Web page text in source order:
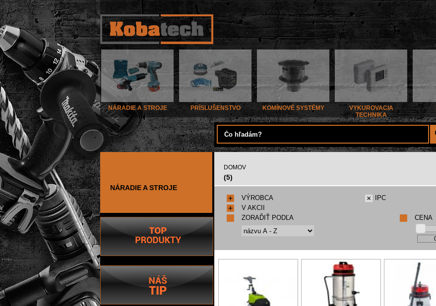
NÁRADIE A STROJE PRÍSLUŠENSTVO KOMÍNOVÉ SYSTÉMY
VYKUROVACIA
TECHNIKA
NÁRADIE A STROJE
DOMOV
(5)
VÝROBCA
IPC
V AKCII
CENA
ZORAĎIŤ PODĽA